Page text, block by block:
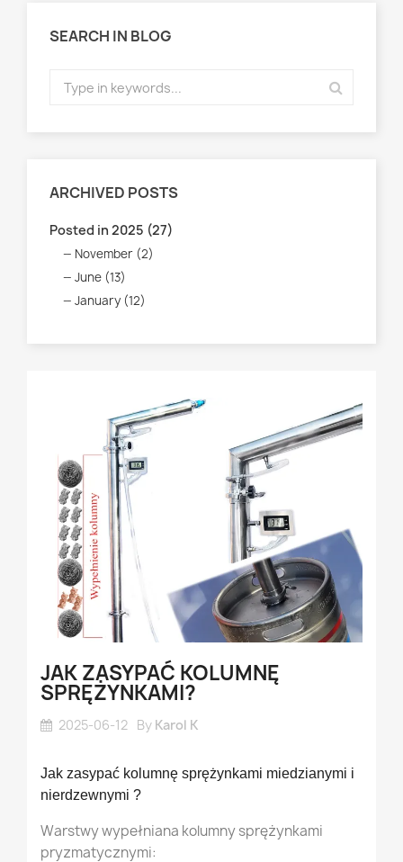
SEARCH IN BLOG
ARCHIVED POSTS
Posted in 2025 (27)
November (2)
June (13)
January (12)
JAK ZASYPAĆ KOLUMNĘ
SPRĘŻYNKAMI?
2025-06-12 By Karol K
Jak zasypać kolumnę sprężynkami miedzianymi i
nierdzewnymi ?
Warstwy wypełniana kolumny sprężynkami
pryzmatycznymi: